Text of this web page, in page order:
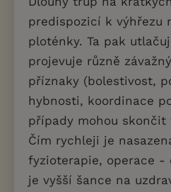
predispozicí k výhřezu
ploténky. Ta pak
projevuje různě
příznaky (bolestivost,
hybnosti, koordinace
případy mohou
Čím rychleji je
fyzioterapie, operace -
je vyšší šance na